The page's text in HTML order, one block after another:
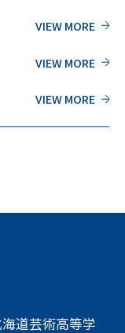
道芸術高等学